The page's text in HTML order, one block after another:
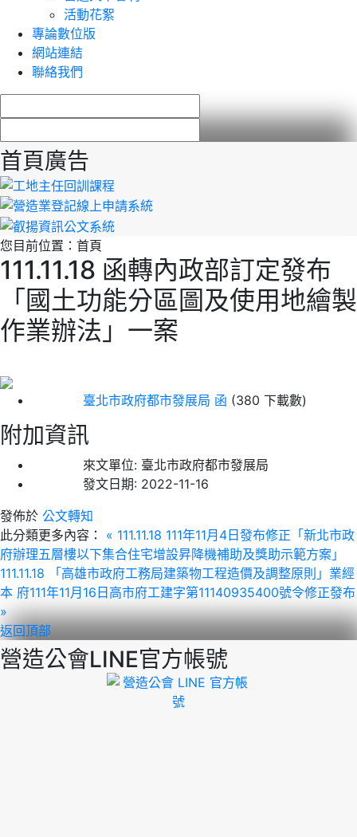
活動花絮
專論數位版
網站連結
聯絡我們
首頁廣告
您目前位置： 首頁
111.11.18 函轉內政部訂定發布
「國土功能分區圖及使用地繪製
作業辦法」一案
臺北市政府都市發展局 函 (380 下載數)
附加資訊
來文單位: 臺北市政府都市發展局
發文日期: 2022-11-16
發佈於 公文轉知
此分類更多內容：
« 111.11.18 111年11月4日發布修正「新北市政
府辦理五層樓以下集合住宅增設昇降機補助及獎助示範方案」
111.11.18 「高雄市政府工務局建築物工程造價及調整原則」業經
本 府111年11月16日高市府工建字第11140935400號令修正發布
»
返回頂部
營造公會LINE官方帳號